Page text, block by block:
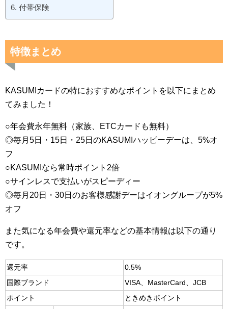
付帯保険
特徴まとめ
KASUMIカードの特におすすめなポイントを以下にまとめ
てみました！
○年会費永年無料（家族、ETCカードも無料）
◎毎月5日・15日・25日のKASUMIハッピーデーは、5%オ
フ
○KASUMIなら常時ポイント2倍
○サインレスで支払いがスピーディー
◎毎月20日・30日のお客様感謝デーはイオングループが5%
オフ
また気になる年会費や還元率などの基本情報は以下の通り
です。
還元率
0.5%
国際ブランド
VISA、MasterCard、JCB
ポイント
ときめきポイント